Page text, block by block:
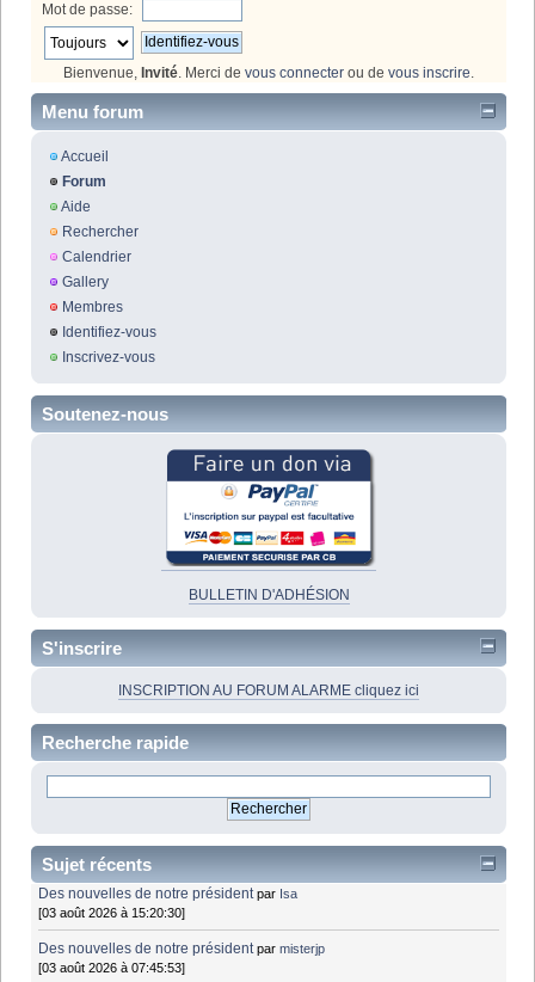
Mot de passe:
Bienvenue, Invité. Merci de vous connecter ou de vous inscrire.
Menu forum
Accueil
Forum
Aide
Rechercher
Calendrier
Gallery
Membres
Identifiez-vous
Inscrivez-vous
Soutenez-nous
BULLETIN D'ADHÉSION
S'inscrire
INSCRIPTION AU FORUM ALARME cliquez ici
Recherche rapide
Sujet récents
Des nouvelles de notre président par Isa
[03 août 2026 à 15:20:30]
Des nouvelles de notre président parmisterjp
[03 août 2026 à 07:45:53]